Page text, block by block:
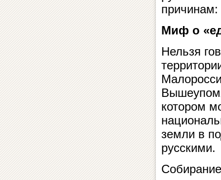
причинам:
Миф о
Нельзя
котором
земли в
русскими.